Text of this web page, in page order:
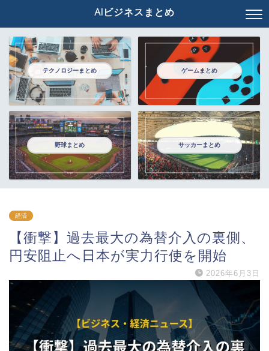
AIビジネスまとめ
テクノロジーまとめ ゲームまとめ
野球まとめ サッカーまとめ
経済
【衝撃】過去最大の為替介入の裏側、
円安阻止へ日本が実力行使を開始
2026年6月3日